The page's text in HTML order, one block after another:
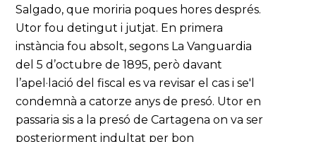
Salgado, que moriria poques hores després.
Utor fou detingut i jutjat. En primera
instància fou absolt, segons La Vanguardia
del 5 d’octubre de 1895, però davant
l’apel·lació del fiscal es va revisar el cas i se'l
condemnà a catorze anys de presó. Utor en
passaria sis a la presó de Cartagena on va ser
posteriorment indultat per bon